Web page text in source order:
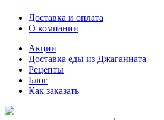
Доставка и оплата
О компании
Акции
Доставка еды из Джаганната
Рецепты
Блог
Как заказать